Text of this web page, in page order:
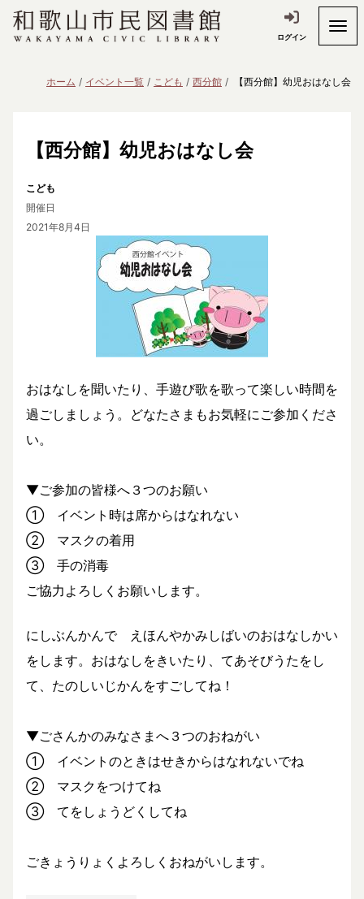
ログイン
ホーム イベント一覧 こども 西分館 【西分館】幼児おはなし会
【西分館】幼児おはなし会
こども
開催日
2021年8月4日
おはなしを聞いたり、手遊び歌を歌って楽しい時間を
過ごしましょう。どなたさまもお気軽にご参加くださ
い。
▼ご参加の皆様へ３つのお願い
① イベント時は席からはなれない
② マスクの着用
③ 手の消毒
ご協力よろしくお願いします。
にしぶんかんで えほんやかみしばいのおはなしかい
をします。おはなしをきいたり、てあそびうたをし
て、たのしいじかんをすごしてね！
▼ごさんかのみなさまへ３つのおねがい
① イベントのときはせきからはなれないでね
② マスクをつけてね
③ てをしょうどくしてね
ごきょうりょくよろしくおねがいします。